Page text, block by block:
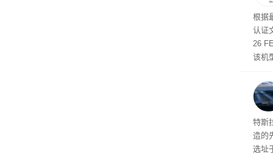
光
四款
金选
多样
式发
根据
认证
26
该机
特斯
造的
选址